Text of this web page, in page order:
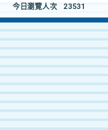
今日瀏覽人次
23531